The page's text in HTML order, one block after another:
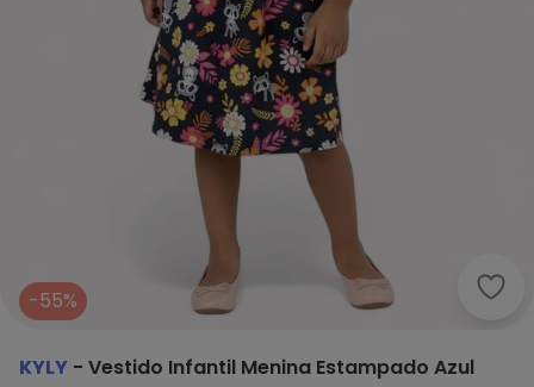
Kyly
-55%
KYLY - Vestido Infantil Menina Estampado Azul